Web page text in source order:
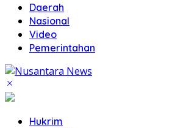
Daerah
Nasional
Video
Pemerintahan
Hukrim